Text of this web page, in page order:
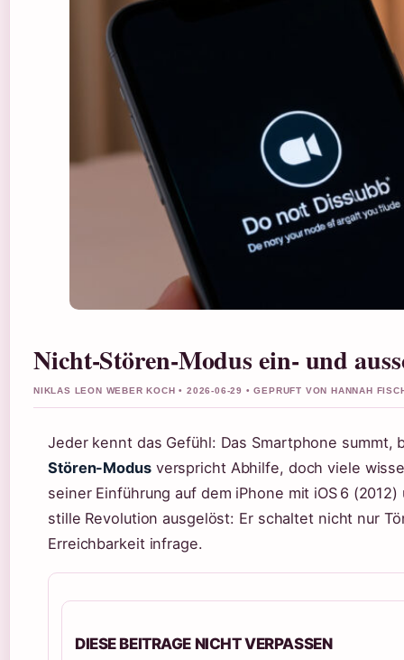
Nicht-Stören-Modus ein- und
NIKLAS LEON WEBER KOCH • 2026-06-29 • GEPRUFT VON HANNAH
Jeder kennt das Gefühl: Das Smartphone
Stören-Modusverspricht Abhilfe, doch viele
seiner Einführung auf dem iPhone mit iOS 6
stille Revolution ausgelöst: Er schaltet nicht nur
Erreichbarkeit infrage.
DIESE BEITRAGE NICHT VERPASSEN